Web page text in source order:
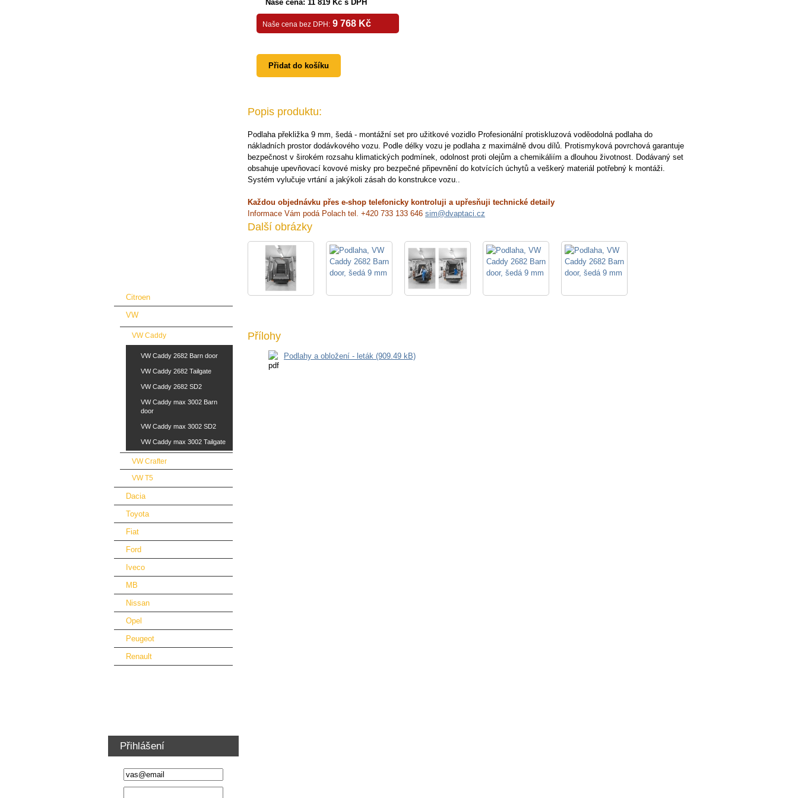
Naše cena: 11 819 Kč s DPH
Naše cena bez DPH: 9 768 Kč
Přidat do košíku
Popis produktu:
Podlaha překližka 9 mm, šedá - montážní set pro užitkové vozidlo Profesionální protiskluzová voděodolná podlaha do
nákladních prostor dodávkového vozu. Podle délky vozu je podlaha z maximálně dvou dílů. Protismyková povrchová garantuje
bezpečnost v širokém rozsahu klimatických podmínek, odolnost proti olejům a chemikáliím a dlouhou životnost. Dodávaný set
obsahuje upevňovací kovové misky pro bezpečné připevnění do kotvících úchytů a veškerý materiál potřebný k montáži.
Systém vylučuje vrtání a jakýkoli zásah do konstrukce vozu..
Každou objednávku přes e-shop telefonicky kontroluji a upřesňuji technické detaily
Informace Vám podá Polach tel. +420 733 133 646 sim@dvaptaci.cz
Další obrázky
Přílohy
Podlahy a obložení - leták (909.49 kB)
Citroen
VW
VW Caddy
VW Caddy 2682 Barn door
VW Caddy 2682 Tailgate
VW Caddy 2682 SD2
VW Caddy max 3002 Barn
door
VW Caddy max 3002 SD2
VW Caddy max 3002 Tailgate
VW Crafter
VW T5
Dacia
Toyota
Fiat
Ford
Iveco
MB
Nissan
Opel
Peugeot
Renault
Přihlášení